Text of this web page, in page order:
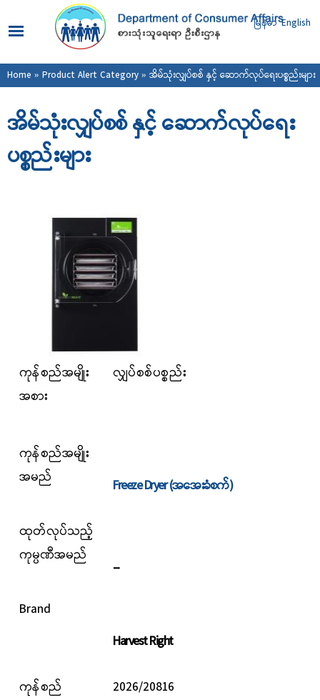
main
content
မြန်မာ English
You are here
Home » Product Alert Category» အိမ်သုံးလျှပ်စစ် နှင့် ဆောက်လုပ်ရေးပစ္စည်းများ
အိမ်သုံးလျှပ်စစ် နှင့် ဆောက်လုပ်ရေး
ပစ္စည်းများ
ကုန်စည်အမျိုး
အစား
လျှပ်စစ်ပစ္စည်း
ကုန်စည်အမျိုး
အမည်
Freeze Dryer (အအေးခံစက်)
ထုတ်လုပ်သည့်
ကုမ္ပဏီအမည်
_
Brand
Harvest Right
ကုန်စည်
2026/20816